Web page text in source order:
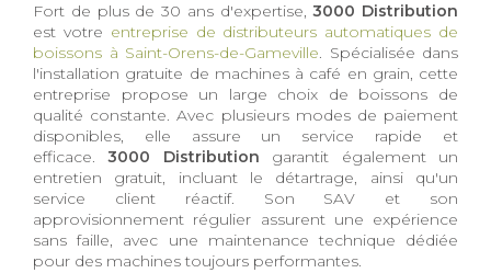
Fort de plus de 30 ans d'expertise,3000 Distribution
est votre entreprise de distributeurs automatiques de
boissons à Saint-Orens-de-Gameville. Spécialisée dans
l'installation gratuite de machines à café en grain, cette
entreprise propose un large choix de boissons de
qualité constante. Avec plusieurs modes de paiement
disponibles, elle assure un service rapide et
efficace.3000 Distribution garantit également un
entretien gratuit, incluant le détartrage, ainsi qu'un
service client réactif. Son SAV et son
approvisionnement régulier assurent une expérience
sans faille, avec une maintenance technique dédiée
pour des machines toujours performantes.